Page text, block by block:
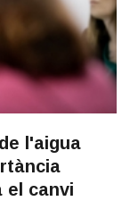
l'aigua
el canvi